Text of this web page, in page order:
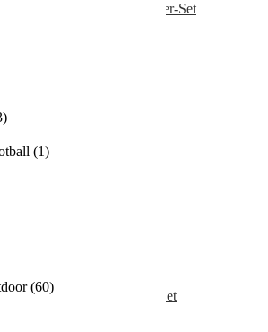
)
(1)
(60)
Quadrat, 5er-Set
Auswahl
Pfeil, 5er-Set